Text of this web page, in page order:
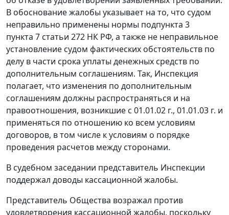
В обоснование жалобы указывает на то, что судом
неправильно применены нормы подпункта 3
пункта 7 статьи 272 НК РФ, а также не неправильное
установление судом фактических обстоятельств по
делу в части срока уплаты денежных средств по
дополнительным соглашениям. Так, Инспекция
полагает, что изменения по дополнительным
соглашениям должны распространяться и на
правоотношения, возникшие с 01.01.02 г., 01.01.03 г. и
применяться по отношению ко всем условиям
договоров, в том числе к условиям о порядке
проведения расчетов между сторонами.
В судебном заседании представитель Инспекции
поддержал доводы кассационной жалобы.
Представитель Общества возражал против
удовлетворения кассационной жалобы, поскольку